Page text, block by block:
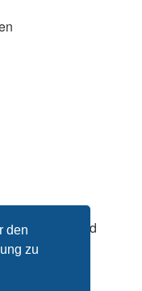
den
zu
phpBB Limited